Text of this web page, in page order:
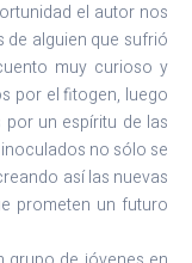
el autor nos
alguien que sufrió
muy curioso y
por el fitogen, luego
un espíritu de las
no sólo se
así las nuevas
prometen un futuro